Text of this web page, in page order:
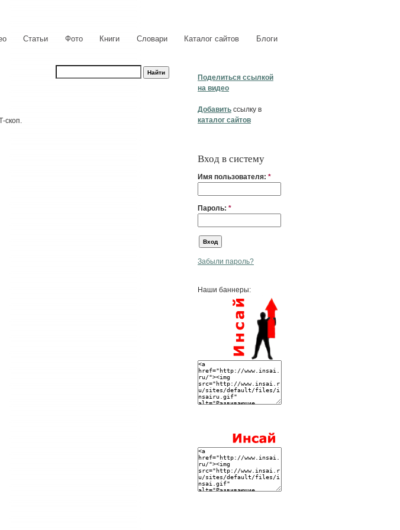
Статьи Фото Книги Словари Каталог сайтов Блоги
Поделиться ссылкой
на видео
Добавить ссылку в
каталог сайтов
Вход в систему
Имя пользователя: *
Пароль: *
Забыли пароль?
Наши баннеры: